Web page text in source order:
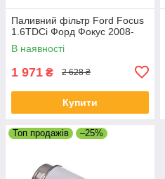
Паливний фільтр Ford Focus
1.6TDCi Форд Фокус 2008-
В наявності
1 971 ₴ 2 628 ₴
Купити
Топ продажів –25%